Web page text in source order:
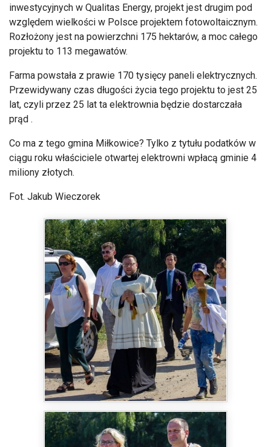
inwestycyjnych w Qualitas Energy, projekt jest drugim pod
względem wielkości w Polsce projektem fotowoltaicznym.
Rozłożony jest na powierzchni 175 hektarów, a moc całego
projektu to 113 megawatów.
Farma powstała z prawie 170 tysięcy paneli elektrycznych.
Przewidywany czas długości życia tego projektu to jest 25
lat, czyli przez 25 lat ta elektrownia będzie dostarczała
prąd .
Co ma z tego gmina Miłkowice? Tylko z tytułu podatków w
ciągu roku właściciele otwartej elektrowni wpłacą gminie 4
miliony złotych.
Fot. Jakub Wieczorek